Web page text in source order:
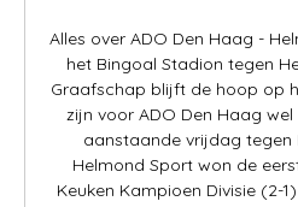
Alles over ADO Den Haag -
het Bingoal Stadion tegen
Graafschap blijft de hoop op
zijn voor ADO Den Haag
aanstaande vrijdag tegen
Helmond Sport won de
Keuken Kampioen Divisie (2-